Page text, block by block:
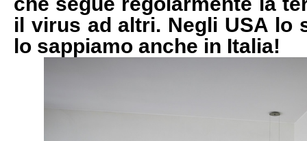
il virus ad altri. Negli USA lo
lo sappiamo anche in Italia!